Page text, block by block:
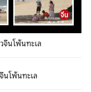
จีนโพ้นทะเล
นโพ้นทะเล